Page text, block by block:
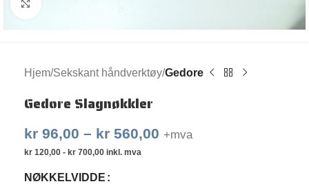
Hjem Sekskant håndverktøy Gedore
Gedore Slagnøkkler
kr 96,00 – kr 560,00 +mva
kr 120,00 - kr 700,00 inkl. mva
NØKKELVIDDE